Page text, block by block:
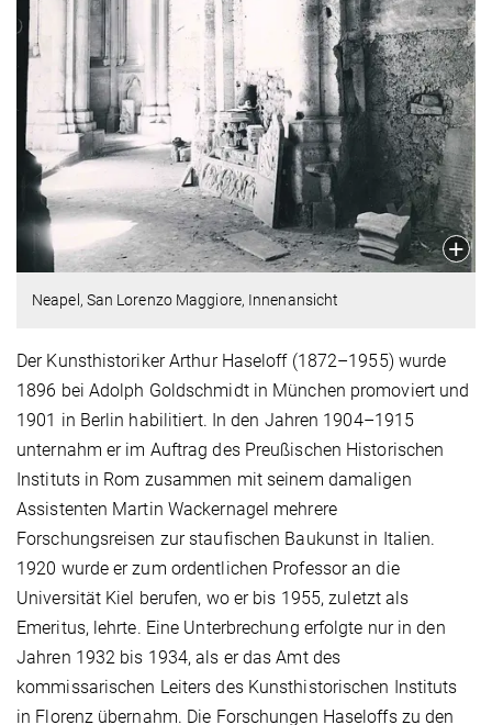
Neapel, San Lorenzo Maggiore, Innenansicht
Der Kunsthistoriker Arthur Haseloff (1872–1955) wurde
1896 bei Adolph Goldschmidt in München promoviert und
1901 in Berlin habilitiert. In den Jahren 1904–1915
unternahm er im Auftrag des Preußischen Historischen
Instituts in Rom zusammen mit seinem damaligen
Assistenten Martin Wackernagel mehrere
Forschungsreisen zur staufischen Baukunst in Italien.
1920 wurde er zum ordentlichen Professor an die
Universität Kiel berufen, wo er bis 1955, zuletzt als
Emeritus, lehrte. Eine Unterbrechung erfolgte nur in den
Jahren 1932 bis 1934, als er das Amt des
kommissarischen Leiters des Kunsthistorischen Instituts
in Florenz übernahm. Die Forschungen Haseloffs zu den